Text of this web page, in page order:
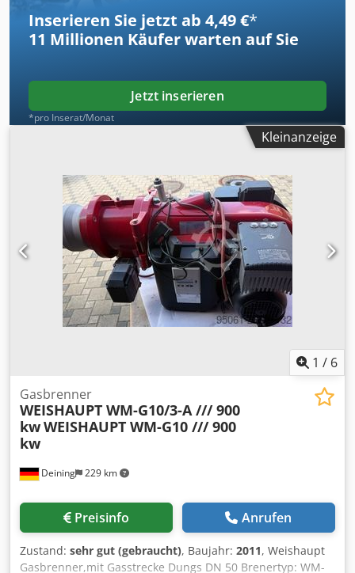
Inserieren Sie jetzt ab 4,49 €*
11 Millionen Käufer warten auf Sie
Jetzt inserieren
*pro Inserat/Monat
Kleinanzeige
1 / 6
Deining 229 km
Gasbrenner
WEISHAUPT WM-G10/3-A /// 900
kwWEISHAUPT WM-G10 /// 900
kw
Preisinfo Anrufen
Zustand: sehr gut (gebraucht), Baujahr: 2011, Weishaupt
Gasbrenner,mit Gasstrecke Dungs DN 50 Brenertyp: WM-